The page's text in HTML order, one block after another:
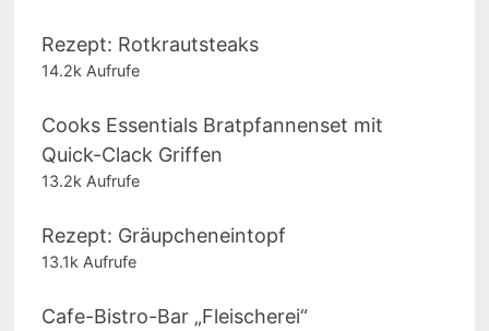
Rezept: Rotkrautsteaks
14.2k Aufrufe
Cooks Essentials Bratpfannenset mit
Quick-Clack Griffen
13.2k Aufrufe
Rezept: Gräupcheneintopf
13.1k Aufrufe
Cafe-Bistro-Bar „Fleischerei“